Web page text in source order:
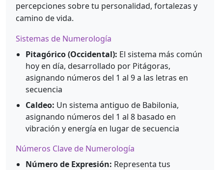
percepciones sobre tu personalidad, fortalezas y
camino de vida.
Sistemas de Numerología
Pitagórico (Occidental): El sistema más común
hoy en día, desarrollado por Pitágoras,
asignando números del 1 al 9 a las letras en
secuencia
Caldeo: Un sistema antiguo de Babilonia,
asignando números del 1 al 8 basado en
vibración y energía en lugar de secuencia
Números Clave de Numerología
Número de Expresión: Representa tus